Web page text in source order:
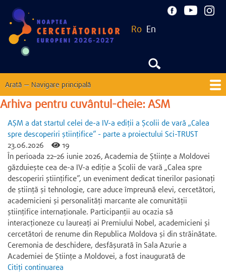
conţinutul
principal
Ro En
Navigare
principală
Arată — Navigare principală
Acasă
Despre
Ediții precedente
Noutăți
EU Corner
Contacte
Arhiva pentru cuvântul-cheie: ASM
AȘM a dat startul celei de-a IV-a ediții a Școlii de vară „Calea
spre descoperiri științifice” - parte a proiectului Sci-TRUST
23.06.2026
19
În perioada 22–26 iunie 2026, Academia de Științe a Moldovei
găzduiește cea de-a IV-a ediție a Școlii de vară „Calea spre
descoperiri științifice”, un eveniment dedicat tinerilor pasionați
de știință și tehnologie, care aduce împreună elevi, cercetători,
academicieni și personalități marcante ale comunității
științifice internaționale. Participanții au ocazia să
interacționeze cu laureați ai Premiului Nobel, academicieni și
cercetători de renume din Republica Moldova și din străinătate.
Ceremonia de deschidere, desfășurată în Sala Azurie a
Academiei de Științe a Moldovei, a fost inaugurată de
Citiți continuarea